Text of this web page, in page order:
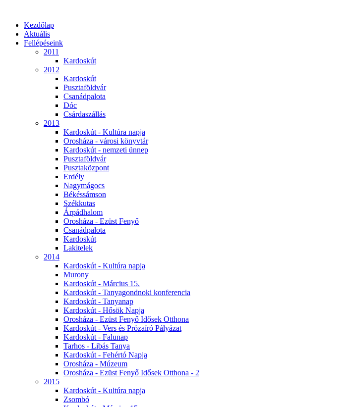
Kezdőlap
Aktuális
Fellépéseink
2011
Kardoskút
2012
Kardoskút
Pusztaföldvár
Csanádpalota
Dóc
Csárdaszállás
2013
Kardoskút - Kultúra napja
Orosháza - városi könyvtár
Kardoskút - nemzeti ünnep
Pusztaföldvár
Pusztaközpont
Erdély
Nagymágocs
Békéssámson
Székkutas
Árpádhalom
Orosháza - Ezüst Fenyő
Csanádpalota
Kardoskút
Lakitelek
2014
Kardoskút - Kultúra napja
Murony
Kardoskút - Március 15.
Kardoskút - Tanyagondnoki konferencia
Kardoskút - Tanyanap
Kardoskút - Hősök Napja
Orosháza - Ezüst Fenyő Idősek Otthona
Kardoskút - Vers és Prózaíró Pályázat
Kardoskút - Falunap
Tarhos - Libás Tanya
Kardoskút - Fehértó Napja
Orosháza - Múzeum
Orosháza - Ezüst Fenyő Idősek Otthona - 2
2015
Kardoskút - Kultúra napja
Zsombó